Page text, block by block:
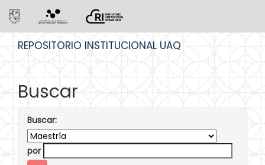
REPOSITORIO INSTITUCIONAL UAQ
Buscar
Buscar:
por